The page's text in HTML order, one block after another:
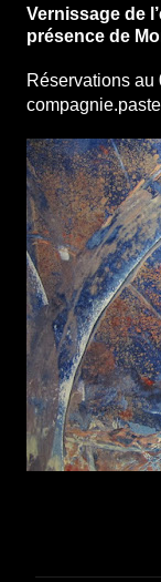
Vernissage de
présence de
Réservations au